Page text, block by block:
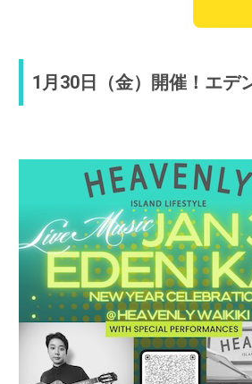
1月30日（金）開催！エデ